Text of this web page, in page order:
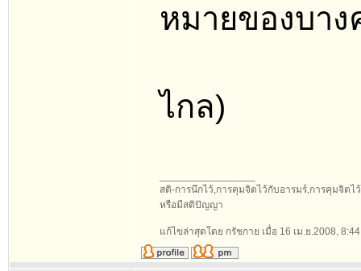
หมายของบาง
ไกล)
สติ-การนึกไว้,การคุมจิตไว้กับอารมร์,การคุมจิต
หรือมีสติปัญญา
แก้ไขล่าสุดโดย กรัชกาย เมื่อ 16 เม.ย.2008,